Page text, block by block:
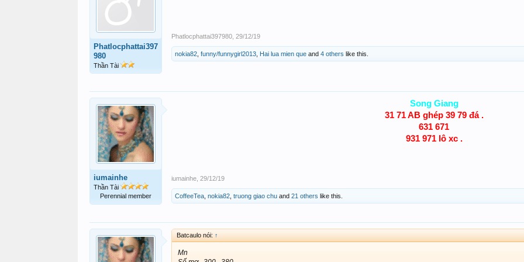
Phatlocphattai397
980
Thần Tài
Phatlocphattai397980 29/12/19
nokia82 funny/funnygirl2013 Hai lua mien que and 4 others like this.
iumainhe
Thần Tài
Perennial member
Song Giang
31 71 AB ghép 39 79 đá .
631 671
931 971 lô xc .
iumainhe 29/12/19
CoffeeTea nokia82 truong giao chu and 21 others like this.
Batcaulo nói: ↑
Mn